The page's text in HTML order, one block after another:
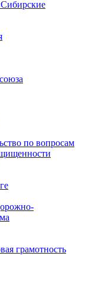
по вопросам
грамотность